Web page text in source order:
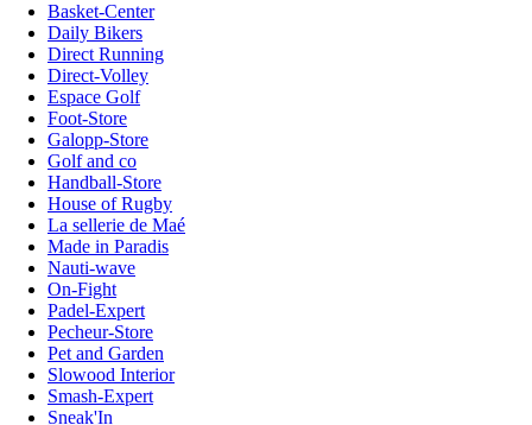
Basket-Center
Daily Bikers
Direct Running
Direct-Volley
Espace Golf
Foot-Store
Galopp-Store
Golf and co
Handball-Store
House of Rugby
La sellerie de Maé
Made in Paradis
Nauti-wave
On-Fight
Padel-Expert
Pecheur-Store
Pet and Garden
Slowood Interior
Smash-Expert
Sneak'In